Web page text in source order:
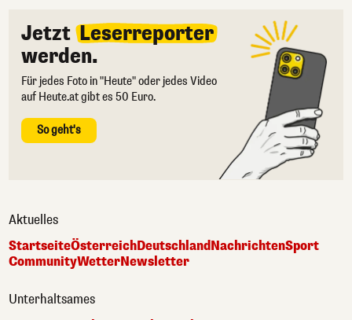
Jetzt Leserreporter
werden.
Für jedes Foto in "Heute" oder jedes Video
auf Heute.at gibt es 50 Euro.
So geht's
Aktuelles
StartseiteÖsterreichDeutschlandNachrichtenSport
CommunityWetterNewsletter
Unterhaltsames